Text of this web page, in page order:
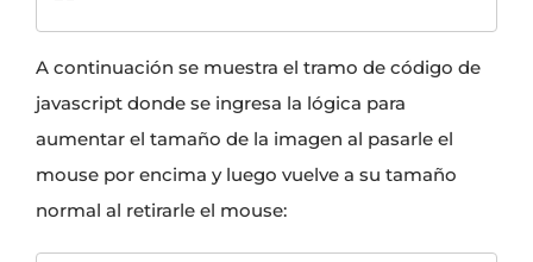
A continuación se muestra el tramo de código de
javascript donde se ingresa la lógica para
aumentar el tamaño de la imagen al pasarle el
mouse por encima y luego vuelve a su tamaño
normal al retirarle el mouse: